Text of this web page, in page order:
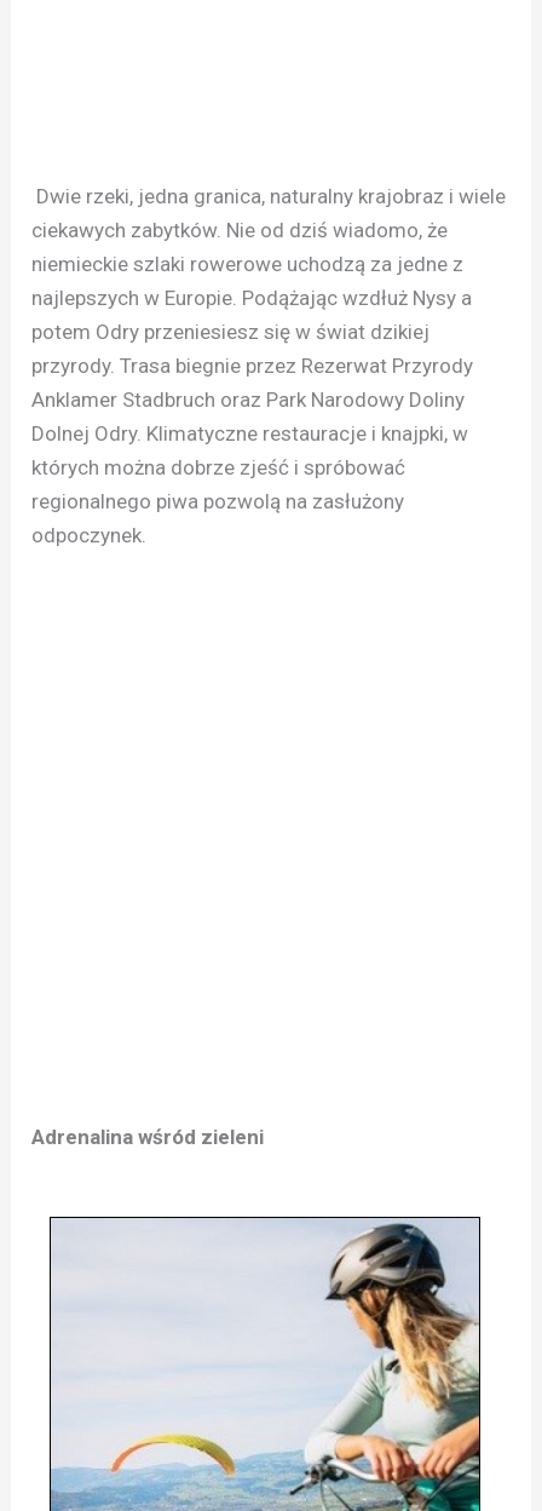
Dwie rzeki, jedna granica, naturalny krajobraz i wiele
ciekawych zabytków. Nie od dziś wiadomo, że
niemieckie szlaki rowerowe uchodzą za jedne z
najlepszych w Europie. Podążając wzdłuż Nysy a
potem Odry przeniesiesz się w świat dzikiej
przyrody. Trasa biegnie przez Rezerwat Przyrody
Anklamer Stadbruch oraz Park Narodowy Doliny
Dolnej Odry. Klimatyczne restauracje i knajpki, w
których można dobrze zjeść i spróbować
regionalnego piwa pozwolą na zasłużony
odpoczynek.
Adrenalina wśród zieleni